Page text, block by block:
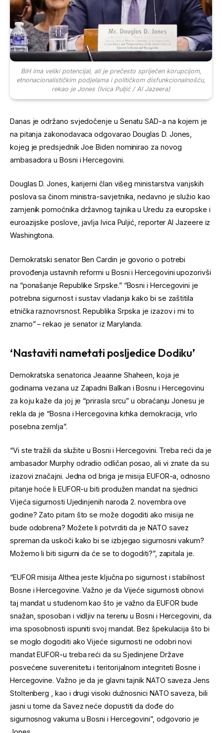
BiH ima veliki potencijal, ali je prečesto spriječen korupcijom,
etnonacionalističkim podjelama i političkom disfunkcionalnošću,
rekao je Jones (Ivica Puljić / Al Jazeera)
Danas je održano svjedočenje u Senatu SAD-a na kojem je
na pitanja zakonodavaca odgovarao Douglas D. Jones,
kojeg je predsjednik Joe Biden nominirao za novog
ambasadora u Bosni i Hercegovini.
Douglas D. Jones, karijerni član višeg ministarstva vanjskih
poslova sa činom ministra-savjetnika, nedavno je služio kao
zamjenik pomoćnika državnog tajnika u Uredu za europske i
euroazijske poslove, javlja Ivica Puljić, reporter Al Jazeere iz
Washingtona.
Demokratski senator Ben Cardin je govorio o potrebi
provođenja ustavnih reformi u Bosni i Hercegovini upozorivši
na “ponašanje Republike Srpske.” “Bosni i Hercegovini je
potrebna sigurnost i sustav vladanja kako bi se zaštitila
etnička raznovrsnost. Republika Srpska je izazov i mi to
znamo” – rekao je senator iz Marylanda.
‘Nastaviti nametati posljedice Dodiku’
Demokratska senatorica Jeaanne Shaheen, koja je
godinama vezana uz Zapadni Balkan i Bosnu i Hercegovinu
za koju kaže da joj je “prirasla srcu” u obraćanju Jonesu je
rekla da je “Bosna i Hercegovina krhka demokracija, vrlo
posebna zemlja”.
“Vi ste tražili da služite u Bosni i Hercegovini. Treba reći da je
ambasador Murphy odradio odličan posao, ali vi znate da su
izazovi značajni. Jedna od briga je misija EUFOR-a, odnosno
pitanje hoće li EUFOR-u biti produžen mandat na sjednici
Vijeća sigurnosti Ujedinjenih naroda 2. novembra ove
godine? Zato pitam što se može dogoditi ako misija ne
bude odobrena? Možete li potvrditi da je NATO savez
spreman da uskoči kako bi se izbjegao sigurnosni vakum?
Možemo li biti sigurni da će se to dogoditi?”, zapitala je.
“EUFOR misija Althea jeste ključna po sigurnost i stabilnost
Bosne i Hercegovine. Važno je da Vijeće sigurnosti obnovi
taj mandat u studenom kao što je važno da EUFOR bude
snažan, sposoban i vidljiv na terenu u Bosni i Hercegovini, da
ima sposobnosti ispuniti svoj mandat. Bez špekulacija što bi
se moglo dogoditi ako Vijeće sigurnosti ne odobri novi
mandat EUFOR-u treba reći da su Sjedinjene Države
posvećene suverenitetu i teritorijalnom integriteti Bosne i
Hercegovine. Važno je da je glavni tajnik NATO saveza Jens
Stoltenberg , kao i drugi visoki dužnosnici NATO saveza, bili
jasni u tome da Savez neće dopustiti da dođe do
sigurnosnog vakuma u Bosni i Hercegovini”, odgovorio je